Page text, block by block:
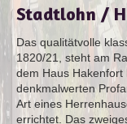
Stadtlohn /
Das qualitätvolle
1820/21, steht am
dem Haus Hakenfort
denkmalwerten
Art eines
errichtet. Das